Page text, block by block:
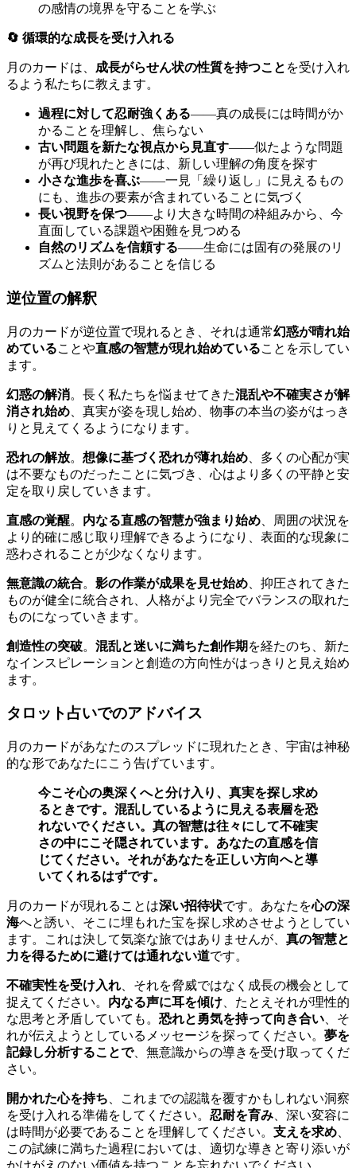
の感情の境界を守ることを学ぶ
🔄 循環的な成長を受け入れる
月のカードは、 成長がらせん状の性質を持つこと を受け入れ
るよう私たちに教えます。
過程に対して忍耐強くある——真の成長には時間がか
かることを理解し、焦らない
古い問題を新たな視点から見直す——似たような問題
が再び現れたときには、新しい理解の角度を探す
小さな進歩を喜ぶ——一見「繰り返し」に見えるもの
にも、進歩の要素が含まれていることに気づく
長い視野を保つ——より大きな時間の枠組みから、今
直面している課題や困難を見つめる
自然のリズムを信頼する——生命には固有の発展のリ
ズムと法則があることを信じる
逆位置の解釈
月のカードが逆位置で現れるとき、それは通常幻惑が晴れ始
めていることや直感の智慧が現れ始めていることを示してい
ます。
幻惑の解消。長く私たちを悩ませてきた混乱や不確実さが解
消され始め 、真実が姿を現し始め、物事の本当の姿がはっき
りと見えてくるようになります。
恐れの解放。 想像に基づく恐れが薄れ始め 、多くの心配が実
は不要なものだったことに気づき、心はより多くの平静と安
定を取り戻していきます。
直感の覚醒。 内なる直感の智慧が強まり始め 、周囲の状況を
より的確に感じ取り理解できるようになり、表面的な現象に
惑わされることが少なくなります。
無意識の統合。 影の作業が成果を見せ始め 、抑圧されてきた
ものが健全に統合され、人格がより完全でバランスの取れた
ものになっていきます。
創造性の突破。 混乱と迷いに満ちた創作期 を経たのち、新た
なインスピレーションと創造の方向性がはっきりと見え始め
ます。
タロット占いでのアドバイス
月のカードがあなたのスプレッドに現れたとき、宇宙は神秘
的な形であなたにこう告げています。
今こそ心の奥深くへと分け入り、真実を探し求め
るときです。混乱しているように見える表層を恐
れないでください。真の智慧は往々にして不確実
さの中にこそ隠されています。あなたの直感を信
じてください。それがあなたを正しい方向へと導
いてくれるはずです。
月のカードが現れることは深い招待状です。あなたを心の深
海へと誘い、そこに埋もれた宝を探し求めさせようとしてい
ます。これは決して気楽な旅ではありませんが、 真の智慧と
力を得るために避けては通れない道です。
不確実性を受け入れ 、それを脅威ではなく成長の機会として
捉えてください。 内なる声に耳を傾け 、たとえそれが理性的
な思考と矛盾していても。 恐れと勇気を持って向き合い 、そ
れが伝えようとしているメッセージを探ってください。 夢を
記録し分析することで、無意識からの導きを受け取ってくだ
さい。
開かれた心を持ち 、これまでの認識を覆すかもしれない洞察
を受け入れる準備をしてください。 忍耐を育み 、深い変容に
は時間が必要であることを理解してください。 支えを求め
この試練に満ちた過程においては、適切な導きと寄り添いが
かけがえのない価値を持つことを忘れないでください。